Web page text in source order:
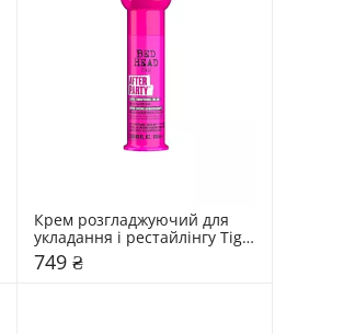
Крем розгладжуючий для
укладання і рестайлінгу Tigi
Bed Head After Party
749 ₴